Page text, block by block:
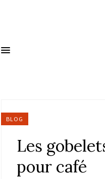
BLOG
Les
pour café